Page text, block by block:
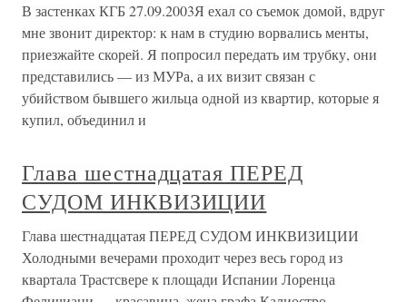
В застенках КГБ 27.09.2003Я ехал со съемок домой, вдруг
мне звонит директор: к нам в студию ворвались менты,
приезжайте скорей. Я попросил передать им трубку, они
представились — из МУРа, а их визит связан с
убийством бывшего жильца одной из квартир, которые я
купил, объединил и
Глава шестнадцатая ПЕРЕД
СУДОМ ИНКВИЗИЦИИ
Глава шестнадцатая ПЕРЕД СУДОМ ИНКВИЗИЦИИ
Холодными вечерами проходит через весь город из
квартала Трастсвере к площади Испании Лоренца